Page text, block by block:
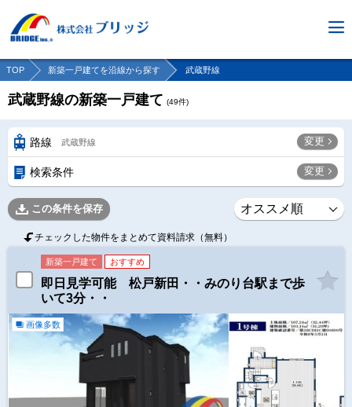
TOP 新築一戸建てを沿線から探す 武蔵野線
武蔵野線の新築一戸建て (49件)
路線 武蔵野線 変更
検索条件 変更
この条件を保存
チェックした物件をまとめて資料請求（無料）
新築一戸建て おすすめ
即日見学可能 松戸新田・・みのり台駅まで歩
いて3分・・
画像多数